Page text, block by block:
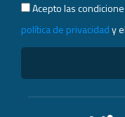
Acepto las
política de privacidady el